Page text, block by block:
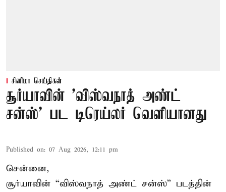
சினிமா செய்திகள்
சூர்யாவின் 'விஸ்வநாத் அண்ட்
சன்ஸ்' பட டிரெய்லர் வெளியானது
Published on: 07 Aug 2026, 12:11 pm
சென்னை,
சூர்யாவின் “விஸ்வநாத் அண்ட் சன்ஸ்” படத்தின்